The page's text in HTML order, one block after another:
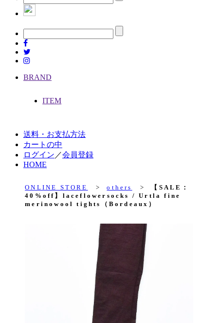
BRAND
ITEM
送料・お支払方法
カートの中
ログイン ／会員登録
HOME
ONLINE STORE >others >
【SALE：
40%off】laceflowersocks / Urtla fine
merinowool tights（Bordeaux）